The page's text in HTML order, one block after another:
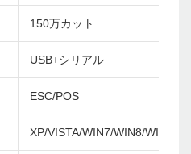
150万カット
USB+シリアル
ESC/POS
XP/VISTA/WIN7/WIN8/WIN10/